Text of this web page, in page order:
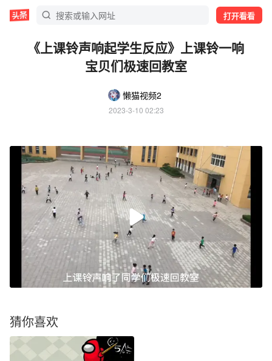
打开看看
《上课铃声响起学生反应》上课铃一响
宝贝们极速回教室
懒猫视频2
2023-3-10 02:23
猜你喜欢